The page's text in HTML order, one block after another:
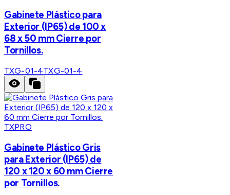
Gabinete Plástico para
Exterior (IP65) de 100 x
68 x 50 mm Cierre por
Tornillos.
TXG-01-4TXG-01-4
TXPRO
Gabinete Plástico Gris
para Exterior (IP65) de
120 x 120 x 60 mm Cierre
por Tornillos.